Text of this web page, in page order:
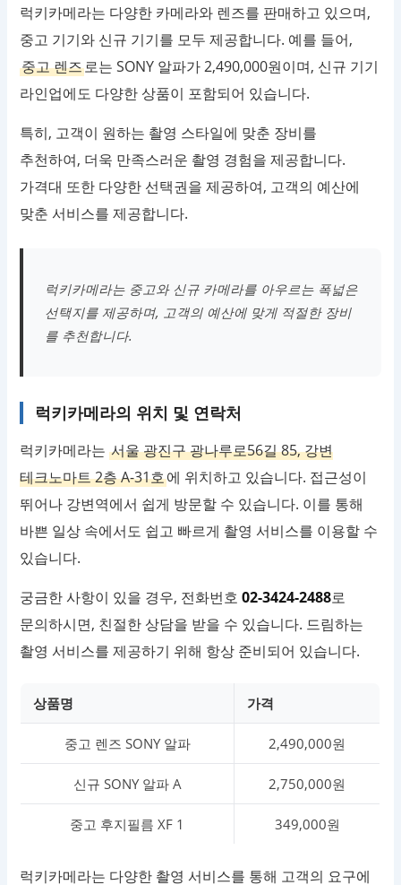
럭키카메라는 다양한 카메라와 렌즈를 판매하고 있으며,
중고 기기와 신규 기기를 모두 제공합니다. 예를 들어,
중고 렌즈로는 SONY 알파가 2,490,000원이며, 신규 기기
라인업에도 다양한 상품이 포함되어 있습니다.
특히, 고객이 원하는 촬영 스타일에 맞춘 장비를
추천하여, 더욱 만족스러운 촬영 경험을 제공합니다.
가격대 또한 다양한 선택권을 제공하여, 고객의 예산에
맞춘 서비스를 제공합니다.
럭키카메라는 중고와 신규 카메라를 아우르는 폭넓은
선택지를 제공하며, 고객의 예산에 맞게 적절한 장비
를 추천합니다.
럭키카메라의 위치 및 연락처
럭키카메라는서울 광진구 광나루로56길 85, 강변
테크노마트 2층 A-31호에 위치하고 있습니다. 접근성이
뛰어나 강변역에서 쉽게 방문할 수 있습니다. 이를 통해
바쁜 일상 속에서도 쉽고 빠르게 촬영 서비스를 이용할 수
있습니다.
궁금한 사항이 있을 경우, 전화번호02-3424-2488로
문의하시면, 친절한 상담을 받을 수 있습니다. 드림하는
촬영 서비스를 제공하기 위해 항상 준비되어 있습니다.
상품명 가격
중고 렌즈 SONY 알파 2,490,000원
신규 SONY 알파 A 2,750,000원
중고 후지필름 XF 1 349,000원
럭키카메라는 다양한 촬영 서비스를 통해 고객의 요구에